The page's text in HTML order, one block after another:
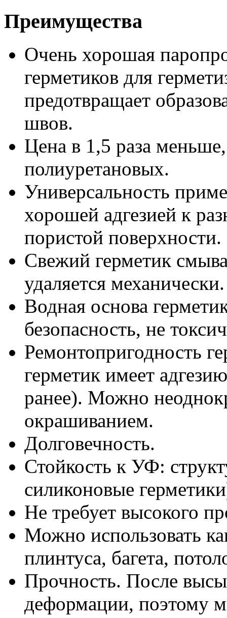
Преимущества
Очень хорошая
герметиков для
предотвращает
швов.
Цена в 1,5 раза
полиуретановых.
Универсальность
хорошей адгезией к
пористой поверхности.
Свежий герметик
удаляется механически.
Водная основа
безопасность, не
Ремонтопригодность
герметик имеет
ранее). Можно
окрашиванием.
Долговечность.
Стойкость к УФ:
силиконовые
Не требует высокого
Можно использовать
плинтуса, багета,
Прочность. После
деформации, поэтому